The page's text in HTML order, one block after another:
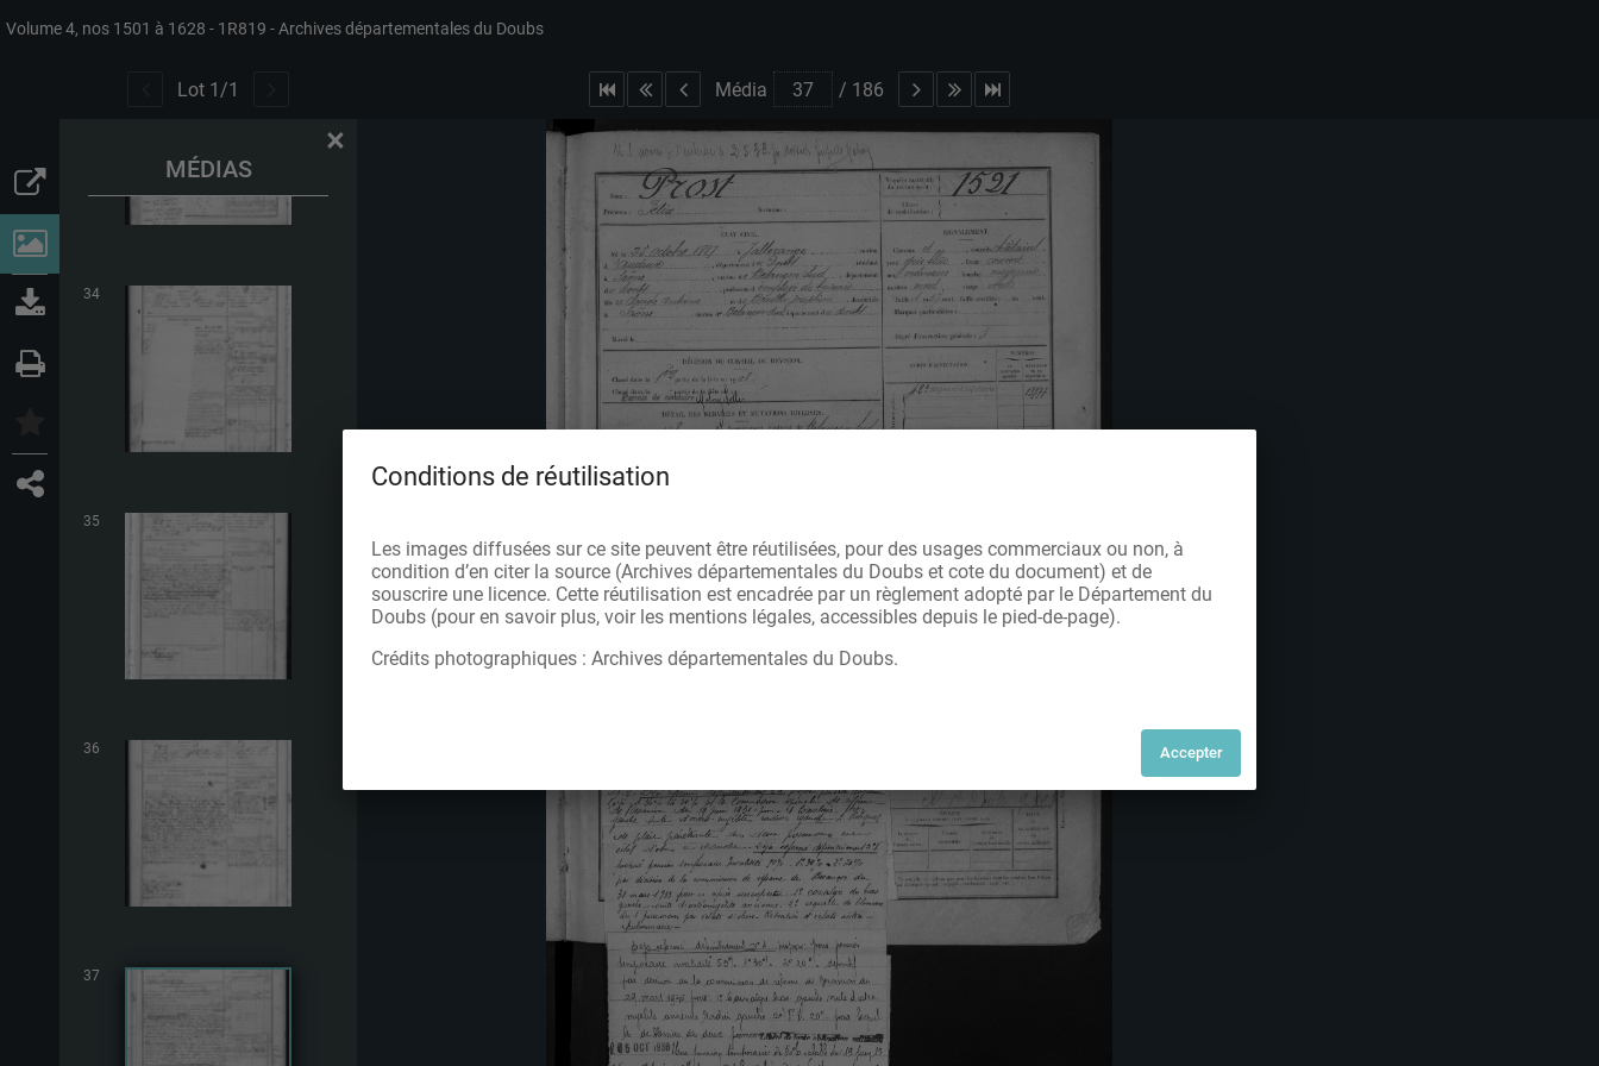
Volume 4, nos 1501 à 1628 1R819 Archives départementales du Doubs
Lot 1 /1 Média / 186
MÉDIAS
×
34
35
36
37
Conditions de réutilisation
Les images diffusées sur ce site peuvent être réutilisées, pour des usages commerciaux ou non, à
condition d’en citer la source (Archives départementales du Doubs et cote du document) et de
souscrire une licence. Cette réutilisation est encadrée par un règlement adopté par le Département du
Doubs (pour en savoir plus, voir les mentions légales, accessibles depuis le pied-de-page).
Crédits photographiques : Archives départementales du Doubs.